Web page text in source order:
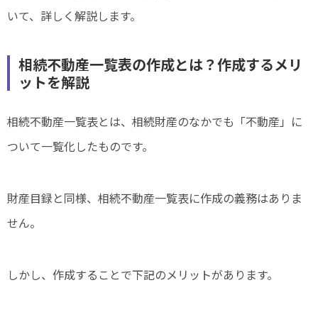
いて、詳しく解説します。
相続不動産一覧表の作成とは？作成するメリ
ットを解説
相続不動産一覧表とは、相続財産のなかでも「不動産」に
ついて一覧化したものです。
財産目録と同様、相続不動産一覧表に作成の義務はありま
せん。
しかし、作成することで下記のメリットがあります。